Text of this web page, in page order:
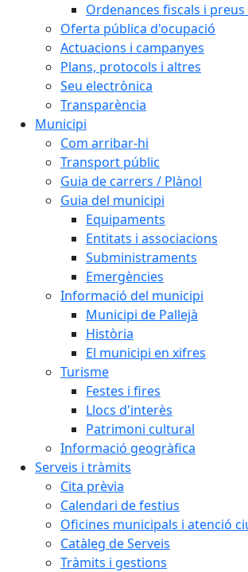
Ordenances fiscals i
Oferta pública d'ocupació
Actuacions i campanyes
Plans, protocols i altres
Seu electrònica
Transparència
Municipi
Com arribar-hi
Transport públic
Guia de carrers / Plànol
Guia del municipi
Equipaments
Entitats i associacions
Subministraments
Emergències
Informació del municipi
Municipi de Pallejà
Història
El municipi en xifres
Turisme
Festes i fires
Llocs d'interès
Patrimoni cultural
Informació geogràfica
Serveis i tràmits
Cita prèvia
Calendari de festius
Oficines municipals i atenció
Catàleg de Serveis
Tràmits i gestions